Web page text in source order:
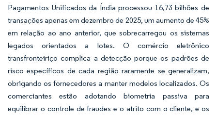
Pagamentos Unificados da Índia processou 16,73 bilhões de
transações apenas em dezembro de 2025, um aumento de 45%
em relação ao ano anterior, que sobrecarregou os sistemas
legados orientados a lotes. O comércio eletrônico
transfronteiriço complica a detecção porque os padrões de
risco específicos de cada região raramente se generalizam,
obrigando os fornecedores a manter modelos localizados. Os
comerciantes estão adotando biometria passiva para
equilibrar o controle de fraudes e o atrito com o cliente, e os